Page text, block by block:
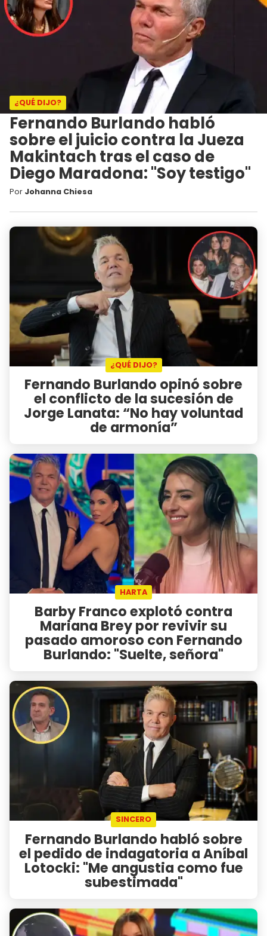
¿QUÉ DIJO?
Fernando Burlando habló
sobre el juicio contra la Jueza
Makintach tras el caso de
Diego Maradona: "Soy testigo"
Por Johanna Chiesa
¿QUÉ DIJO?
Fernando Burlando opinó sobre
el conflicto de la sucesión de
Jorge Lanata: “No hay voluntad
de armonía”
HARTA
Barby Franco explotó contra
Mariana Brey por revivir su
pasado amoroso con Fernando
Burlando: "Suelte, señora"
SINCERO
Fernando Burlando habló sobre
el pedido de indagatoria a Aníbal
Lotocki: "Me angustia como fue
subestimada"